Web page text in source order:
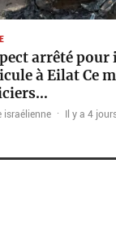
arrêté pour
à Eilat Ce
israélienne · Il y a 4